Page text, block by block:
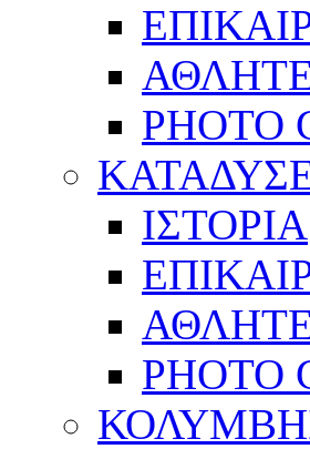
PHOTO
ΙΣΤΟΡΙΑ
PHOTO